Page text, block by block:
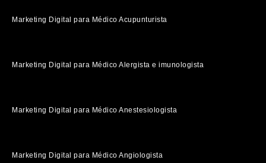
Marketing Digital para Médico Acupunturista
Marketing Digital para Médico Alergista e imunologista
Marketing Digital para Médico Anestesiologista
Marketing Digital para Médico Angiologista